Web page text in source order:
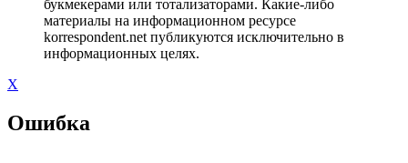
букмекерами или тотализаторами. Какие-либо
материалы на информационном ресурсе
korrespondent.net публикуются исключительно в
информационных целях.
X
Ошибка